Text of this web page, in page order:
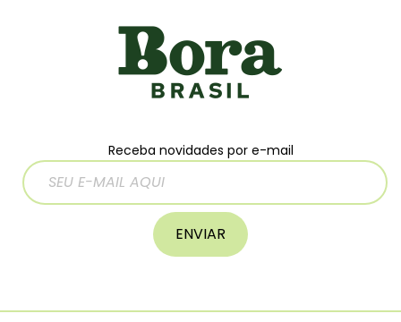
Receba novidades por e-mail
ENVIAR